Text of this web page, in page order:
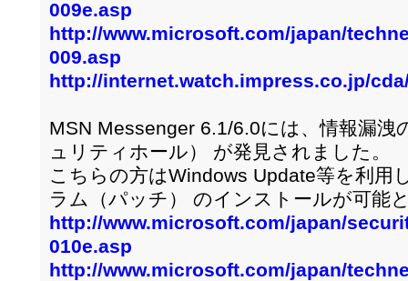
009e.asp
http://www.microsoft.com/japan/
009.asp
http://internet.watch.impress.co.jp/
MSN Messenger 6.1/6.0には、情報漏洩
ュリティホール） が発見されました。
こちらの方はWindows Update等を利用
ラム（パッチ） のインストールが可能
http://www.microsoft.com/japan/
010e.asp
http://www.microsoft.com/japan/